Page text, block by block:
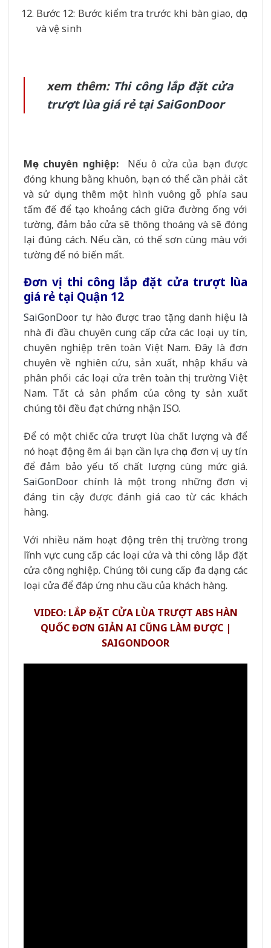
Bước 12: Bước kiểm tra trước khi bàn giao, dọn
và vệ sinh
xem thêm: Thi công lắp đặt cửa
trượt lùa giá rẻ tại SaiGonDoor
Mẹo chuyên nghiệp:
Nếu ô cửa của bạn được
đóng khung bằng khuôn, bạn có thể cần phải cắt
và sử dụng thêm một hình vuông gỗ phía sau
tấm đế để tạo khoảng cách giữa đường ống với
tường, đảm bảo cửa sẽ thông thoáng và sẽ đóng
lại đúng cách. Nếu cần, có thể sơn cùng màu với
tường để nó biến mất.
Đơn vị thi công lắp đặt cửa trượt lùa
giá rẻ tại Quận 12
SaiGonDoor tự hào được trao tặng danh hiệu là
nhà đi đầu chuyên cung cấp cửa các loại uy tín,
chuyên nghiệp trên toàn Việt Nam. Đây là đơn
chuyên về nghiên cứu, sản xuất, nhập khẩu và
phân phối các loại cửa trên toàn thị trường Việt
Nam. Tất cả sản phẩm của công ty sản xuất
chúng tôi đều đạt chứng nhận ISO.
Để có một chiếc cửa trượt lùa chất lượng và để
nó hoạt động êm ái bạn cần lựa chọn đơn vị uy tín
để đảm bảo yếu tố chất lượng cùng mức giá.
SaiGonDoor chính là một trong những đơn vị
đáng tin cậy được đánh giá cao từ các khách
hàng.
Với nhiều năm hoạt động trên thị trường trong
lĩnh vực cung cấp các loại cửa và thi công lắp đặt
cửa công nghiệp. Chúng tôi cung cấp đa dạng các
loại cửa để đáp ứng nhu cầu của khách hàng.
VIDEO: LẮP ĐẶT CỬA LÙA TRƯỢT ABS HÀN
QUỐC ĐƠN GIẢN AI CŨNG LÀM ĐƯỢC |
SAIGONDOOR